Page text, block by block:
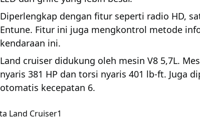
Diperlengkap dengan fitur seperti radio HD,
Entune. Fitur ini juga mengkontrol metode
kendaraan ini.
Land cruiser didukung oleh mesin V8 5,7L.
nyaris 381 HP dan torsi nyaris 401 lb-ft. Juga
otomatis kecepatan 6.